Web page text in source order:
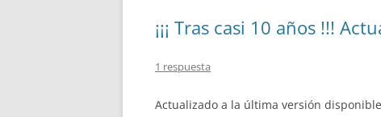
¡¡¡ Tras casi 10 años !!!
1 respuesta
Actualizado a la última versión disponible